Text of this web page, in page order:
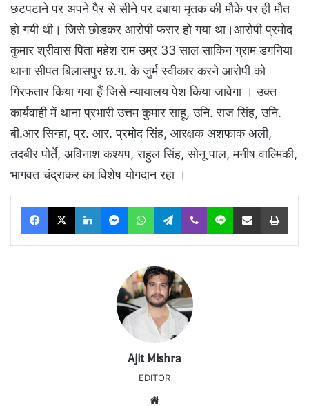
छटपटाने पर अपने पैर से सीने पर दबाया मृतक की मौके पर ही मौत
हो गयी थी। जिसे छोडकर आरोपी फरार हो गया था।आरोपी प्रमोद
कुमार श्रीवास पिता महेश राम उम्र 33 साल साकिन ग्राम डगनिया
थाना सीपत बिलासपुर छ.ग. के जुर्म स्वीकार करने आरोपी को
गिरफतार किया गया हैं जिसे न्यायालय पेश किया जावेगा । उक्त
कार्यवाही में थाना प्रभारी उत्तम कुमार साहू, उनि. राज सिंह, उनि.
बी.आर सिन्हा, प्र. आर. प्रमोद सिंह, आरक्षक अशफाक अली,
तदबीर पोर्ते, अविनाश कश्यप, राहुल सिंह, सोनू पाल, मनीष वाल्मिकी,
भागवत चंद्राकर का विशेष योगदान रहा ।
Facebook
X LinkedInMessengerWhatsAppTelegram
Viber Line Share via Email Print
Ajit Mishra
EDITOR